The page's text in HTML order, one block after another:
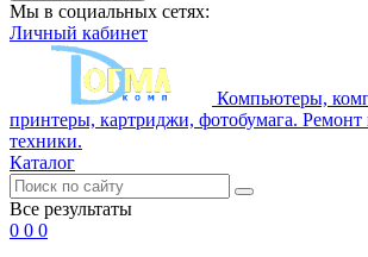
Мы в социальных сетях:
Личный кабинет
Компьютеры,
принтеры, картриджи, фотобумага.
техники.
Каталог
Все результаты
0 0 0